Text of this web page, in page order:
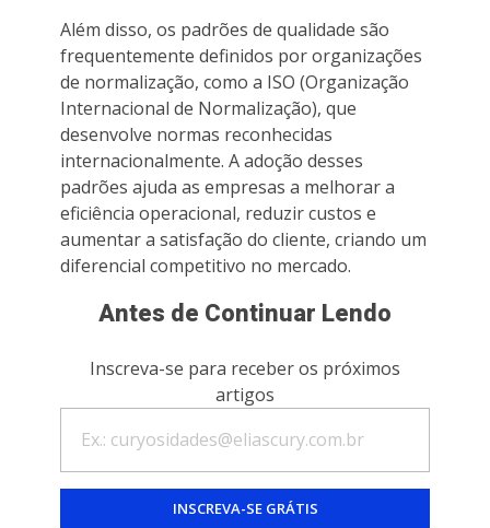
Além disso, os padrões de qualidade são
frequentemente definidos por organizações
de normalização, como a ISO (Organização
Internacional de Normalização), que
desenvolve normas reconhecidas
internacionalmente. A adoção desses
padrões ajuda as empresas a melhorar a
eficiência operacional, reduzir custos e
aumentar a satisfação do cliente, criando um
diferencial competitivo no mercado.
Antes de Continuar Lendo
Inscreva-se para receber os próximos
artigos